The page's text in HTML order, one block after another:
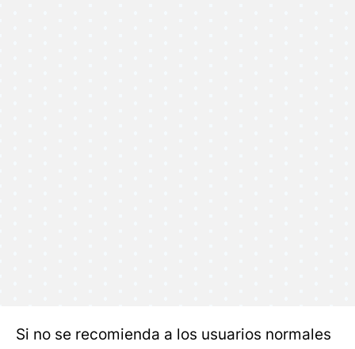
Si no se recomienda a los usuarios normales